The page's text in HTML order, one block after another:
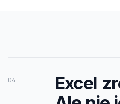
04
Excel